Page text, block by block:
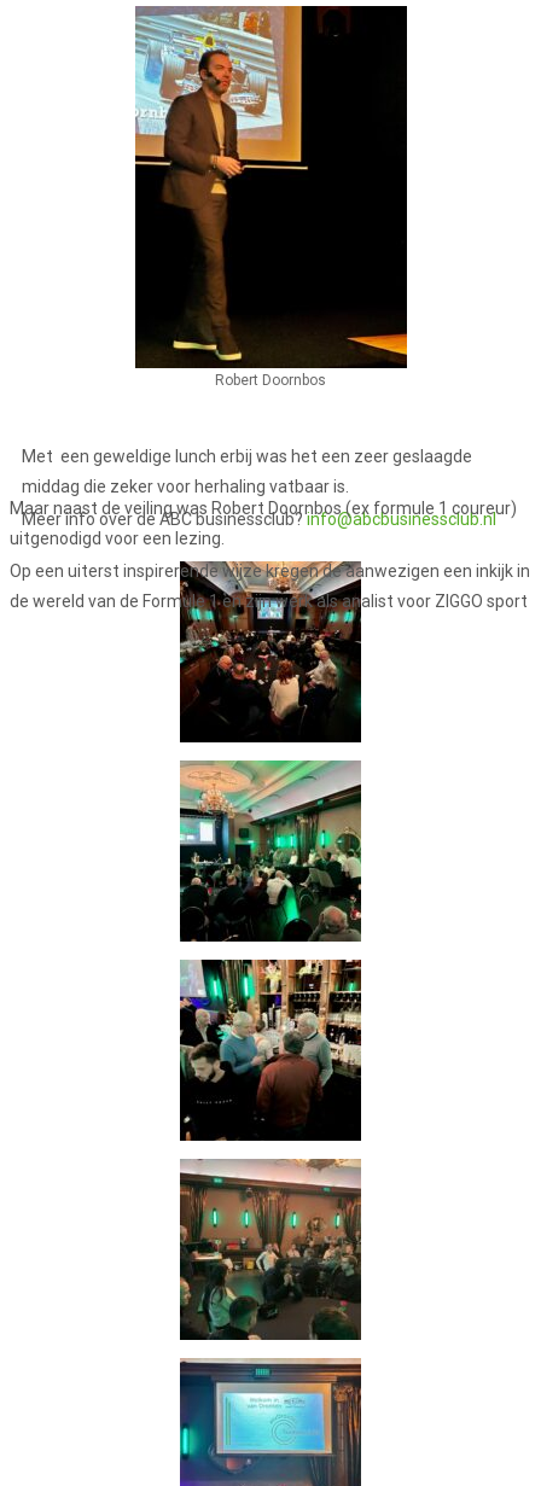
Robert Doornbos
Maar naast de veiling was Robert Doornbos (ex formule 1 coureur)
uitgenodigd voor een lezing.
Op een uiterst inspirerende wijze kregen de aanwezigen een inkijk in
de wereld van de Formule 1 en zijn werk als analist voor ZIGGO sport
Met een geweldige lunch erbij was het een zeer geslaagde
middag die zeker voor herhaling vatbaar is.
Meer info over de ABC businessclub?info@abcbusinessclub.nl